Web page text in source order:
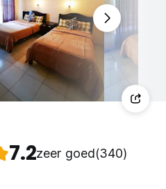
7.2zeer goed(340)